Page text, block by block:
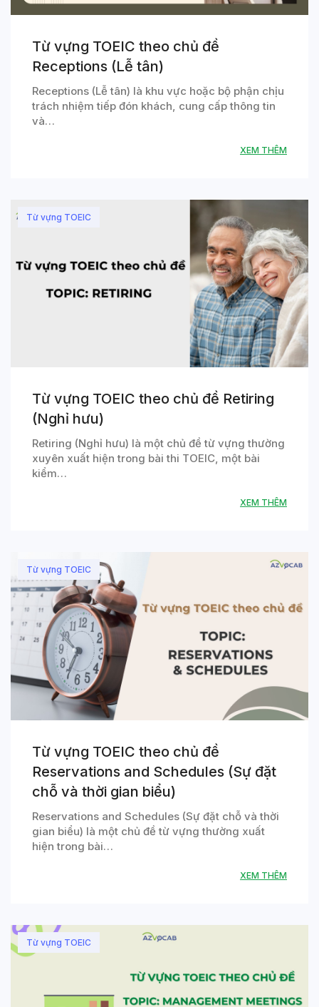
Từ vựng TOEIC theo chủ đề
Receptions (Lễ tân)
Receptions (Lễ tân) là khu vực hoặc bộ phận chịu
trách nhiệm tiếp đón khách, cung cấp thông tin
và…
XEM THÊM
Từ vựng TOEIC
Từ vựng TOEIC theo chủ đề Retiring
(Nghỉ hưu)
Retiring (Nghỉ hưu) là một chủ đề từ vựng thường
xuyên xuất hiện trong bài thi TOEIC, một bài
kiểm…
XEM THÊM
Từ vựng TOEIC
Từ vựng TOEIC theo chủ đề
Reservations and Schedules (Sự đặt
chỗ và thời gian biểu)
Reservations and Schedules (Sự đặt chỗ và thời
gian biểu) là một chủ đề từ vựng thường xuất
hiện trong bài…
XEM THÊM
Từ vựng TOEIC